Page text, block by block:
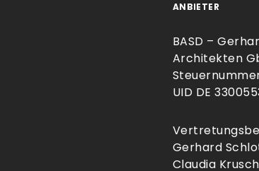
ANBIETER
BASD –
Architekten
UID DE
Gerhard
Claudia